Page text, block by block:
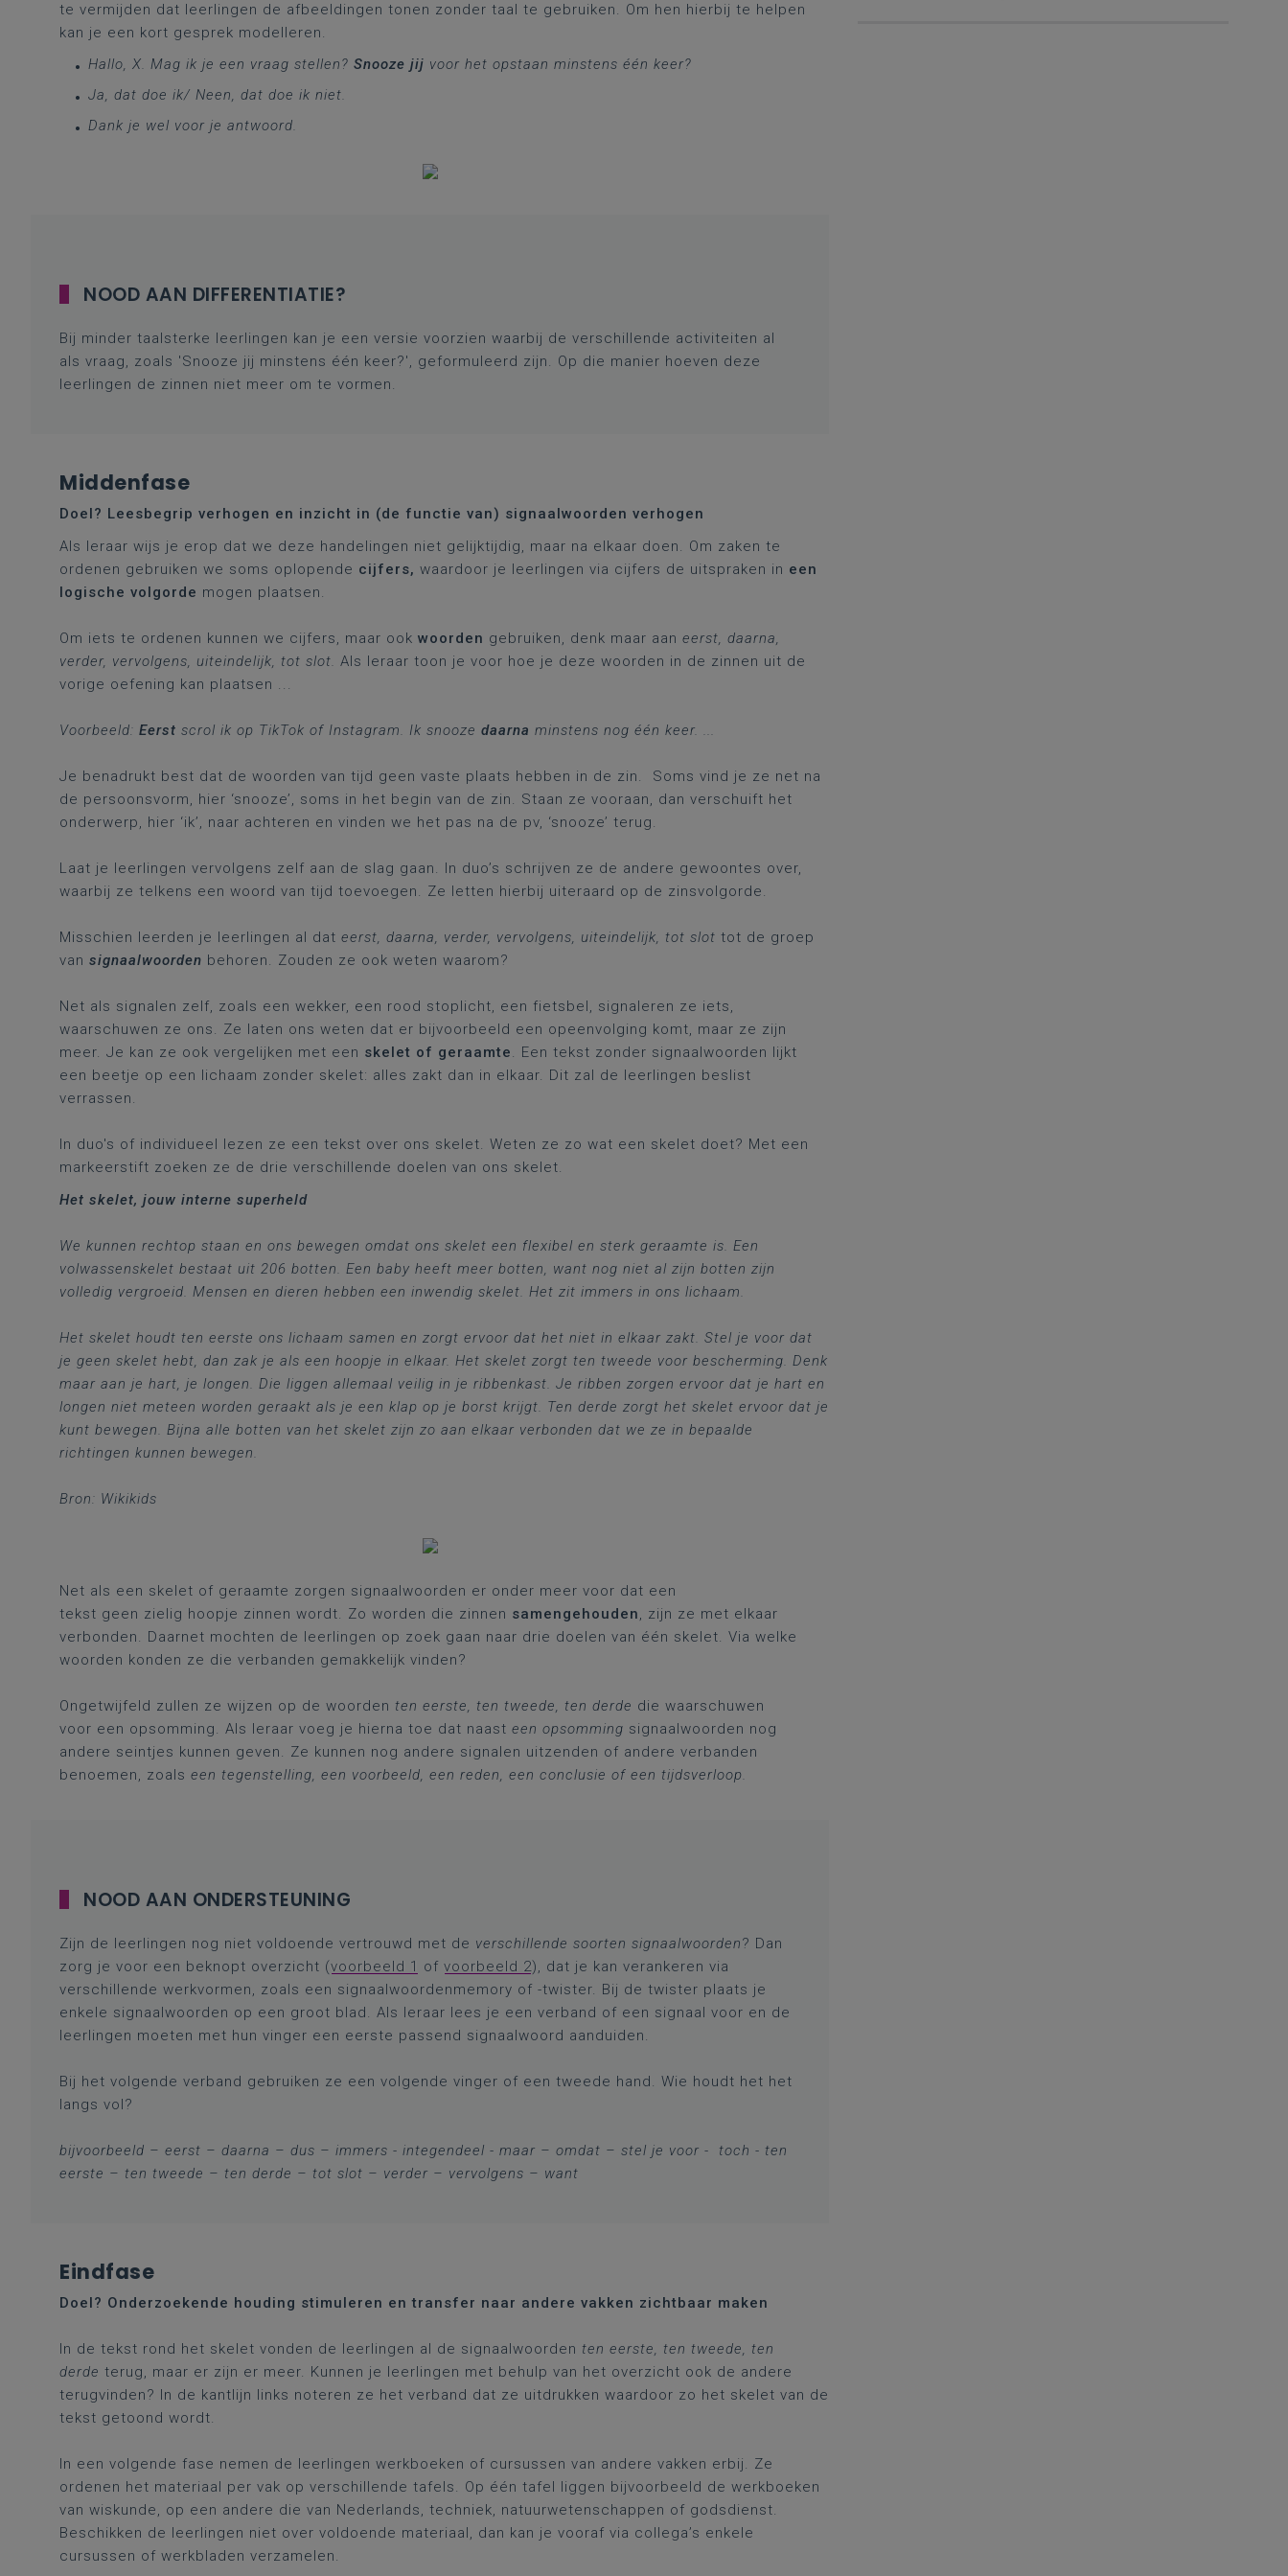
te vermijden dat leerlingen de afbeeldingen tonen zonder taal te gebruiken. Om hen hierbij te helpen
kan je een kort gesprek modelleren.
Hallo, X. Mag ik je een vraag stellen? Snooze jij voor het opstaan minstens één keer?
Ja, dat doe ik/ Neen, dat doe ik niet.
Dank je wel voor je antwoord.
NOOD AAN DIFFERENTIATIE?
Bij minder taalsterke leerlingen kan je een versie voorzien waarbij de verschillende activiteiten al
als vraag, zoals 'Snooze jij minstens één keer?', geformuleerd zijn. Op die manier hoeven deze
leerlingen de zinnen niet meer om te vormen.
Middenfase
Doel? Leesbegrip verhogen en inzicht in (de functie van) signaalwoorden verhogen
Als leraar wijs je erop dat we deze handelingen niet gelijktijdig, maar na elkaar doen. Om zaken te
ordenen gebruiken we soms oplopende cijfers, waardoor je leerlingen via cijfers de uitspraken in een
logische volgorde mogen plaatsen.
Om iets te ordenen kunnen we cijfers, maar ook woorden gebruiken, denk maar aan eerst, daarna,
verder, vervolgens, uiteindelijk, tot slot. Als leraar toon je voor hoe je deze woorden in de zinnen uit de
vorige oefening kan plaatsen ...
Voorbeeld: Eerst scrol ik op TikTok of Instagram. Ik snooze daarna minstens nog één keer. ...
Je benadrukt best dat de woorden van tijd geen vaste plaats hebben in de zin. Soms vind je ze net na
de persoonsvorm, hier ‘snooze’, soms in het begin van de zin. Staan ze vooraan, dan verschuift het
onderwerp, hier ‘ik’, naar achteren en vinden we het pas na de pv, ‘snooze’ terug.
Laat je leerlingen vervolgens zelf aan de slag gaan. In duo’s schrijven ze de andere gewoontes over,
waarbij ze telkens een woord van tijd toevoegen. Ze letten hierbij uiteraard op de zinsvolgorde.
Misschien leerden je leerlingen al dat eerst, daarna, verder, vervolgens, uiteindelijk, tot slot tot de groep
van signaalwoorden behoren. Zouden ze ook weten waarom?
Net als signalen zelf, zoals een wekker, een rood stoplicht, een fietsbel, signaleren ze iets,
waarschuwen ze ons. Ze laten ons weten dat er bijvoorbeeld een opeenvolging komt, maar ze zijn
meer. Je kan ze ook vergelijken met een skelet of geraamte. Een tekst zonder signaalwoorden lijkt
een beetje op een lichaam zonder skelet: alles zakt dan in elkaar. Dit zal de leerlingen beslist
verrassen.
In duo's of individueel lezen ze een tekst over ons skelet. Weten ze zo wat een skelet doet? Met een
markeerstift zoeken ze de drie verschillende doelen van ons skelet.
Het skelet, jouw interne superheld
We kunnen rechtop staan en ons bewegen omdat ons skelet een flexibel en sterk geraamte is. Een
volwassenskelet bestaat uit 206 botten. Een baby heeft meer botten, want nog niet al zijn botten zijn
volledig vergroeid. Mensen en dieren hebben een inwendig skelet. Het zit immers in ons lichaam.
Het skelet houdt ten eerste ons lichaam samen en zorgt ervoor dat het niet in elkaar zakt. Stel je voor dat
je geen skelet hebt, dan zak je als een hoopje in elkaar. Het skelet zorgt ten tweede voor bescherming. Denk
maar aan je hart, je longen. Die liggen allemaal veilig in je ribbenkast. Je ribben zorgen ervoor dat je hart en
longen niet meteen worden geraakt als je een klap op je borst krijgt. Ten derde zorgt het skelet ervoor dat je
kunt bewegen. Bijna alle botten van het skelet zijn zo aan elkaar verbonden dat we ze in bepaalde
richtingen kunnen bewegen.
Bron: Wikikids
Net als een skelet of geraamte zorgen signaalwoorden er onder meer voor dat een
tekst geen zielig hoopje zinnen wordt. Zo worden die zinnen samengehouden, zijn ze met elkaar
verbonden. Daarnet mochten de leerlingen op zoek gaan naar drie doelen van één skelet. Via welke
woorden konden ze die verbanden gemakkelijk vinden?
Ongetwijfeld zullen ze wijzen op de woorden ten eerste, ten tweede, ten derde die waarschuwen
voor een opsomming. Als leraar voeg je hierna toe dat naast een opsomming signaalwoorden nog
andere seintjes kunnen geven. Ze kunnen nog andere signalen uitzenden of andere verbanden
benoemen, zoals een tegenstelling, een voorbeeld, een reden, een conclusie of een tijdsverloop.
NOOD AAN ONDERSTEUNING
Zijn de leerlingen nog niet voldoende vertrouwd met de verschillende soorten signaalwoorden? Dan
zorg je voor een beknopt overzicht (voorbeeld 1 of voorbeeld 2), dat je kan verankeren via
verschillende werkvormen, zoals een signaalwoordenmemory of -twister. Bij de twister plaats je
enkele signaalwoorden op een groot blad. Als leraar lees je een verband of een signaal voor en de
leerlingen moeten met hun vinger een eerste passend signaalwoord aanduiden.
Bij het volgende verband gebruiken ze een volgende vinger of een tweede hand. Wie houdt het het
langs vol?
bijvoorbeeld – eerst – daarna – dus – immers - integendeel - maar – omdat – stel je voor - toch - ten
eerste – ten tweede – ten derde – tot slot – verder – vervolgens – want
Eindfase
Doel? Onderzoekende houding stimuleren en transfer naar andere vakken zichtbaar maken
In de tekst rond het skelet vonden de leerlingen al de signaalwoorden ten eerste, ten tweede, ten
derde terug, maar er zijn er meer. Kunnen je leerlingen met behulp van het overzicht ook de andere
terugvinden? In de kantlijn links noteren ze het verband dat ze uitdrukken waardoor zo het skelet van de
tekst getoond wordt.
In een volgende fase nemen de leerlingen werkboeken of cursussen van andere vakken erbij. Ze
ordenen het materiaal per vak op verschillende tafels. Op één tafel liggen bijvoorbeeld de werkboeken
van wiskunde, op een andere die van Nederlands, techniek, natuurwetenschappen of godsdienst.
Beschikken de leerlingen niet over voldoende materiaal, dan kan je vooraf via collega’s enkele
cursussen of werkbladen verzamelen.